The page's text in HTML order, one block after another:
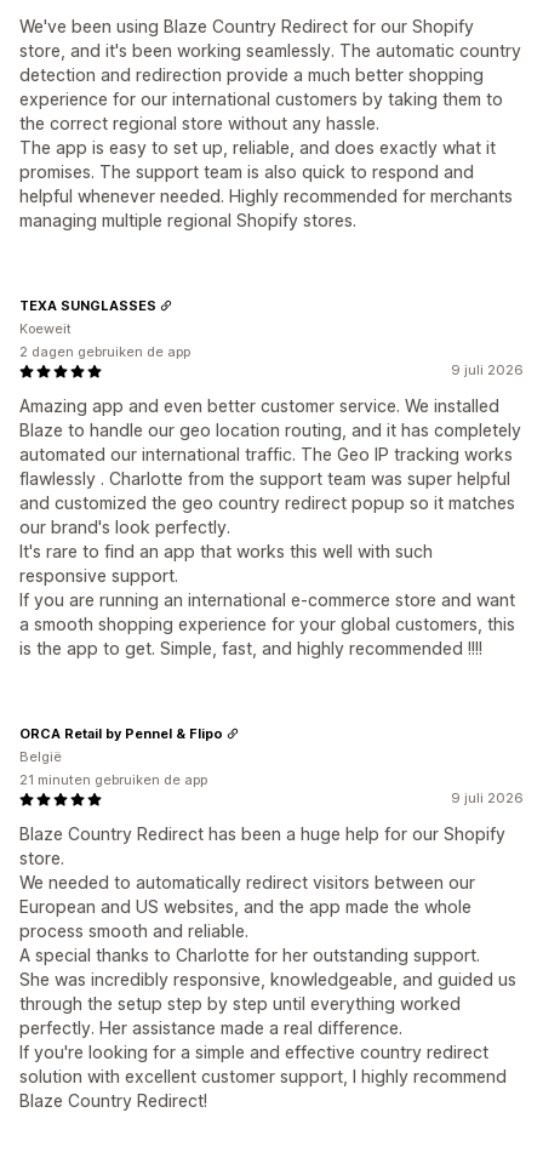
We've been using Blaze Country Redirect for our Shopify
store, and it's been working seamlessly. The automatic country
detection and redirection provide a much better shopping
experience for our international customers by taking them to
the correct regional store without any hassle.
The app is easy to set up, reliable, and does exactly what it
promises. The support team is also quick to respond and
helpful whenever needed. Highly recommended for merchants
managing multiple regional Shopify stores.
9 juli 2026
Amazing app and even better customer service. We installed
Blaze to handle our geo location routing, and it has completely
automated our international traffic. The Geo IP tracking works
flawlessly . Charlotte from the support team was super helpful
and customized the geo country redirect popup so it matches
our brand's look perfectly.
It's rare to find an app that works this well with such
responsive support.
If you are running an international e-commerce store and want
a smooth shopping experience for your global customers, this
is the app to get. Simple, fast, and highly recommended !!!!
TEXA SUNGLASSES
Koeweit
2 dagen gebruiken de app
9 juli 2026
Blaze Country Redirect has been a huge help for our Shopify
store.
We needed to automatically redirect visitors between our
European and US websites, and the app made the whole
process smooth and reliable.
A special thanks to Charlotte for her outstanding support.
She was incredibly responsive, knowledgeable, and guided us
through the setup step by step until everything worked
perfectly. Her assistance made a real difference.
If you're looking for a simple and effective country redirect
solution with excellent customer support, I highly recommend
Blaze Country Redirect!
ORCA Retail by Pennel & Flipo
België
21 minuten gebruiken de app